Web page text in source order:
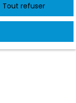
Tout refuser